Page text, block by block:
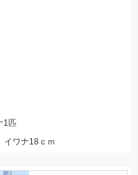
1匹
イワナ18ｃｍ